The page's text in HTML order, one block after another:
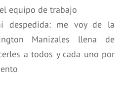
equipo de trabajo
despedida: me voy de la
Manizales llena de
a todos y cada uno por